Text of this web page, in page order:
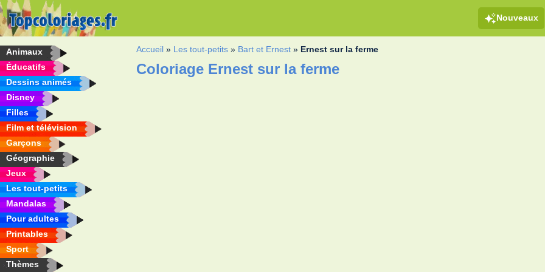
Nouveaux
Animaux
Éducatifs
Dessins animés
Disney
Filles
Film et télévision
Garçons
Géographie
Jeux
Les tout-petits
Mandalas
Pour adultes
Printables
Sport
Thèmes
Accueil » Les tout-petits » Bart et Ernest » Ernest sur la ferme
Coloriage Ernest sur la ferme